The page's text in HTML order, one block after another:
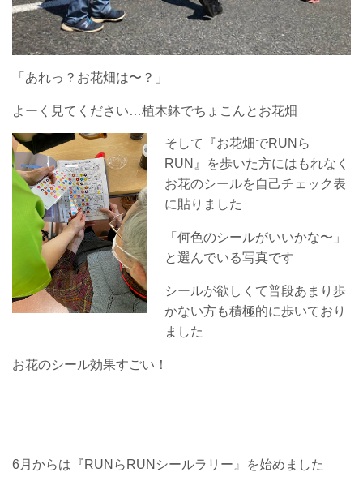
「あれっ？お花畑は〜？」
よーく見てください…植木鉢でちょこんとお花畑
そして『お花畑でRUNら
RUN』を歩いた方にはもれなく
お花のシールを自己チェック表
に貼りました
「何色のシールがいいかな〜」
と選んでいる写真です
シールが欲しくて普段あまり歩
かない方も積極的に歩いており
ました
お花のシール効果すごい！
6月からは『RUNらRUNシールラリー』を始めました